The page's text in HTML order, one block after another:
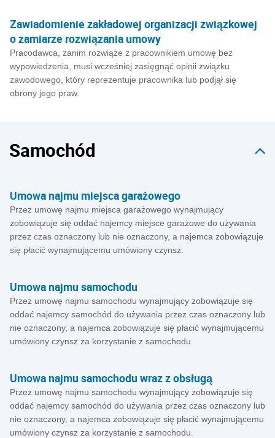
Zawiadomienie zakładowej organizacji związkowej
o zamiarze rozwiązania umowy
Pracodawca, zanim rozwiąże z pracownikiem umowę bez
wypowiedzenia, musi wcześniej zasięgnąć opinii związku
zawodowego, który reprezentuje pracownika lub podjął się
obrony jego praw.
Samochód
Umowa najmu miejsca garażowego
Przez umowę najmu miejsca garażowego wynajmujący
zobowiązuje się oddać najemcy miejsce garażowe do używania
przez czas oznaczony lub nie oznaczony, a najemca zobowiązuje
się płacić wynajmującemu umówiony czynsz.
Umowa najmu samochodu
Przez umowę najmu samochodu wynajmujący zobowiązuje się
oddać najemcy samochód do używania przez czas oznaczony lub
nie oznaczony, a najemca zobowiązuje się płacić wynajmującemu
umówiony czynsz za korzystanie z samochodu.
Umowa najmu samochodu wraz z obsługą
Przez umowę najmu samochodu wynajmujący zobowiązuje się
oddać najemcy samochód do używania przez czas oznaczony lub
nie oznaczony, a najemca zobowiązuje się płacić wynajmującemu
umówiony czynsz za korzystanie z samochodu.